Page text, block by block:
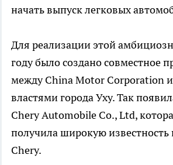
начать выпуск легковых
Для реализации этой
году было создано совместное
между China Motor Corporation
властями города Уху. Так
Chery Automobile Co., Ltd,
получила широкую
Chery.